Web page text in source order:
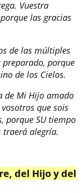
Vuestra
las gracias
de las múltiples
preparado, porque
de los Cielos.
de Mi Hijo amado
que sois
porque SU tiempo
traerá alegría.
del Hijo y del